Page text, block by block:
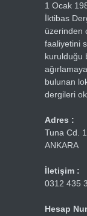
1 Ocak
İktibas
üzerinden
faaliyetini
kurulduğu
bulunan
dergileri
Adres :
Tuna Cd.
ANKARA
İletişim :
0312 435
Hesap